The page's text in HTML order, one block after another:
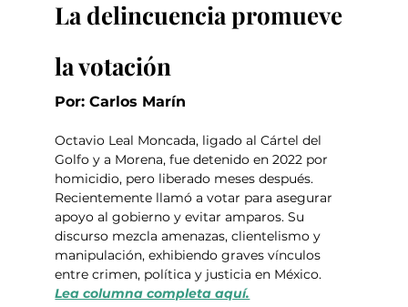
La delincuencia promueve
la votación
Por: Carlos Marín
Octavio Leal Moncada, ligado al Cártel del
Golfo y a Morena, fue detenido en 2022 por
homicidio, pero liberado meses después.
Recientemente llamó a votar para asegurar
apoyo al gobierno y evitar amparos. Su
discurso mezcla amenazas, clientelismo y
manipulación, exhibiendo graves vínculos
entre crimen, política y justicia en México.
Lea columna completa aquí.